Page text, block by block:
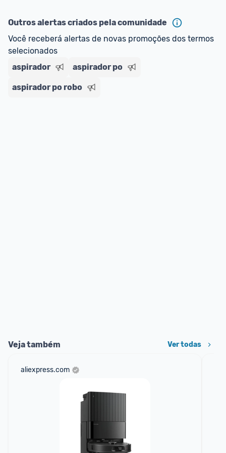
E lembre-se: você sempre pode contar ajuda da
comunidade para tirar dúvidas ou acionar os
nossos Admins marcando
comentário ou através do Fale com o Promobit.
Outros alertas criados pela comunidade
Você receberá alertas de novas promoções dos termos
selecionados
aspirador
aspirador po
aspirador po robo
Veja também Ver todas
aliexpress.com